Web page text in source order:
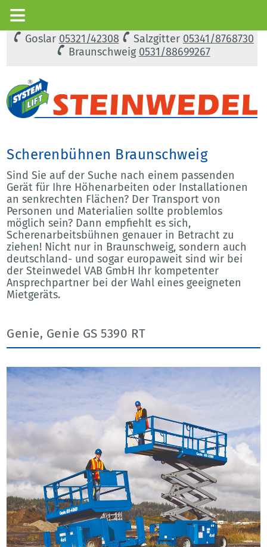
Goslar 05321/42308 Salzgitter 05341/8768730
Braunschweig 0531/88699267
Scherenbühnen Braunschweig
Sind Sie auf der Suche nach einem passenden
Gerät für Ihre Höhenarbeiten oder Installationen
an senkrechten Flächen? Der Transport von
Personen und Materialien sollte problemlos
möglich sein? Dann empfiehlt es sich,
Scherenarbeitsbühnen genauer in Betracht zu
ziehen! Nicht nur in Braunschweig, sondern auch
deutschland- und sogar europaweit sind wir bei
der Steinwedel VAB GmbH Ihr kompetenter
Ansprechpartner bei der Wahl eines geeigneten
Mietgeräts.
Genie, Genie GS 5390 RT